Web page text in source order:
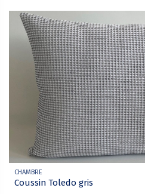
CHAMBRE
Coussin Toledo gris